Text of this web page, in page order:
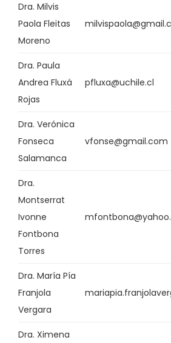
Dra. Milvis
Paola Fleitas
Moreno
Dra. Paula
Andrea Fluxá
Rojas
pfluxa@uchile.cl
Dra. Verónica
Fonseca
Salamanca
vfonse@gmail.com
Dra.
Montserrat
Ivonne
Fontbona
Torres
Dra. María Pía
Franjola
Vergara
Dra. Ximena